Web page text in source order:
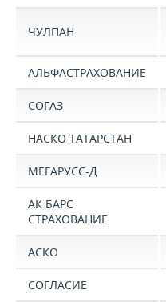
ЧУЛПАН
АЛЬФАСТРАХОВАНИЕ
СОГАЗ
НАСКО ТАТАРСТАН
МЕГАРУСС-Д
АК БАРС
СТРАХОВАНИЕ
АСКО
СОГЛАСИЕ